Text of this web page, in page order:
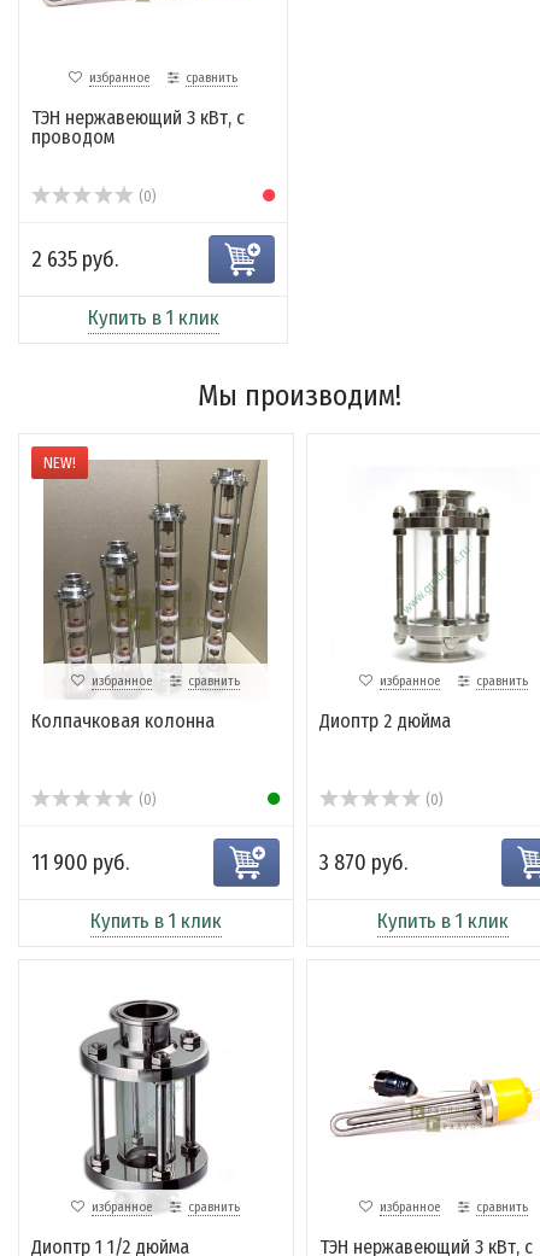
избранное сравнить
ТЭН нержавеющий 3 кВт, с
проводом
(0)
2 635 руб.
Купить в 1 клик
Мы производим!
NEW!
избранное сравнить
Колпачковая колонна
(0)
11 900 руб.
Купить в 1 клик
избранное сравнить
Диоптр 2 дюйма
(0)
3 870 руб.
Купить в 1 клик
избранное сравнить
Диоптр 1 1/2 дюйма
избранное сравнить
ТЭН нержавеющий 3 кВт, с